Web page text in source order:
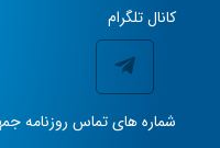
کانال تلگرام
شماره های تماس روزنامه